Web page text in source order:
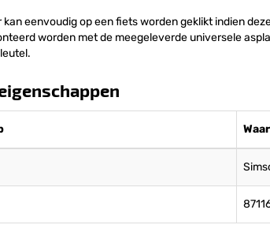
kan eenvoudig op een fiets worden geklikt indien
worden met de meegeleverde universele